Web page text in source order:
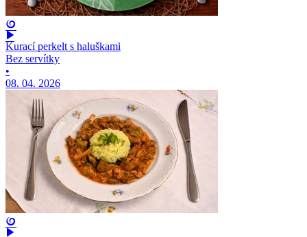
Kurací perkelt s haluškami
Bez servítky
•
08. 04. 2026